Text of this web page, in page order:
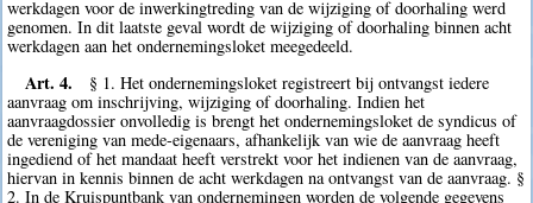
werkdagen voor de inwerkingtreding van de wijziging of doorhaling werd
genomen. In dit laatste geval wordt de wijziging of doorhaling binnen acht
werkdagen aan het ondernemingsloket meegedeeld.
Art. 4.
§ 1. Het ondernemingsloket registreert bij ontvangst iedere
aanvraag om inschrijving, wijziging of doorhaling. Indien het
aanvraagdossier onvolledig is brengt het ondernemingsloket de syndicus of
de vereniging van mede-eigenaars, afhankelijk van wie de aanvraag heeft
ingediend of het mandaat heeft verstrekt voor het indienen van de aanvraag,
hiervan in kennis binnen de acht werkdagen na ontvangst van de aanvraag. §
2. In de Kruispuntbank van ondernemingen worden de volgende gegevens